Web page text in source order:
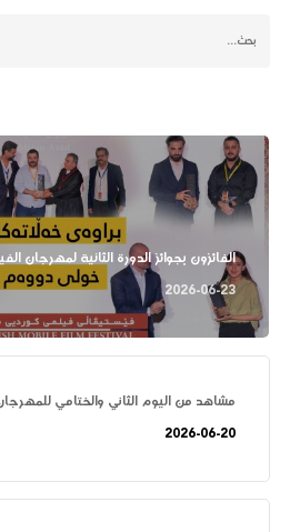
الفائزون بجوائز الدورة الثانية لمهرجان
2026-06-23
مشاهد من اليوم الثاني والختامي
2026-06-20